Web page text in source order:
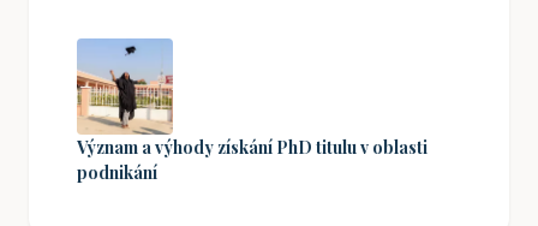
Význam a výhody získání PhD titulu v oblasti
podnikání